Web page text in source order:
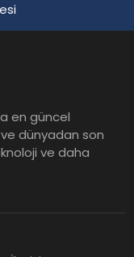
en güncel
dünyadan son
ve daha